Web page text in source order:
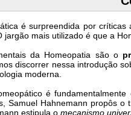
é surpreendida por
mais utilizado é que a
da Homeopatia são o
discorrer nessa introdução
moderna.
é
Samuel Hahnemann propôs
estipula omecanismo